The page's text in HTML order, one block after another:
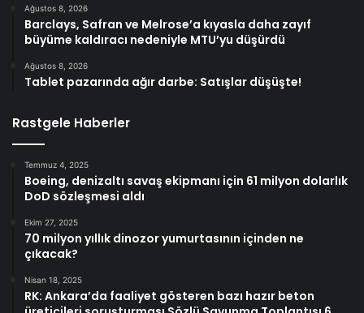
Ağustos 8, 2026
Barclays, Safran ve Melrose’a kıyasla daha zayıf
büyüme kaldıracı nedeniyle MTU’yu düşürdü
Ağustos 8, 2026
Tablet pazarında ağır darbe: Satışlar düşüşte!
Rastgele Haberler
Temmuz 4, 2025
Boeing, denizaltı savaş ekipmanı için 61 milyon dolarlık
DoD sözleşmesi aldı
Ekim 27, 2025
70 milyon yıllık dinozor yumurtasının içinden ne
çıkacak?
Nisan 18, 2025
RK: Ankara’da faaliyet gösteren bazı hazır beton